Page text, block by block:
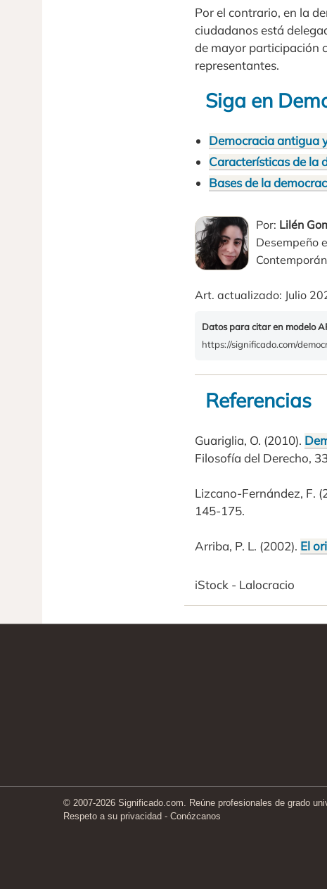
Por el contrario, en la
ciudadanos está
de mayor participación
representantes.
Siga en
Democracia antigua
Características de la
Bases de la
Por: Lilén
Desempeño
Art. actualizado: Julio
Datos para citar en modelo
https://significado.com/
Referencias
Guariglia, O. (2010).
Filosofía del Derecho,
Lizcano-Fernández, F.
145-175.
Arriba, P. L. (2002). El
iStock - Lalocracio
© 2007-2026 Significado.com. Reúne profesionales de grado
Respeto a su privacidad - Conózcanos